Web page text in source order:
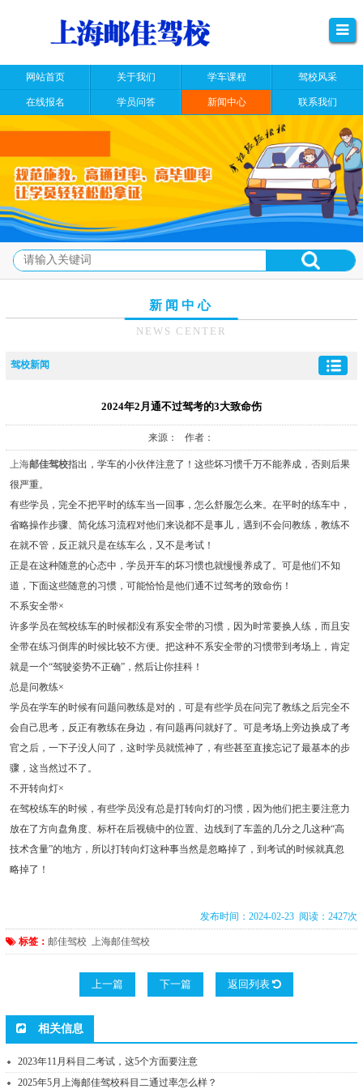
网站首页 关于我们 学车课程 驾校风采
在线报名 学员问答 新闻中心 联系我们
新闻中心
NEWS CENTER
驾校新闻
2024年2月通不过驾考的3大致命伤
来源： 作者：
上海邮佳驾校指出，学车的小伙伴注意了！这些坏习惯千万不能养成，否则后果
很严重。
有些学员，完全不把平时的练车当一回事，怎么舒服怎么来。在平时的练车中，
省略操作步骤、简化练习流程对他们来说都不是事儿，遇到不会问教练，教练不
在就不管，反正就只是在练车么，又不是考试！
正是在这种随意的心态中，学员开车的坏习惯也就慢慢养成了。可是他们不知
道，下面这些随意的习惯，可能恰恰是他们通不过驾考的致命伤！
不系安全带×
许多学员在驾校练车的时候都没有系安全带的习惯，因为时常要换人练，而且安
全带在练习倒库的时候比较不方便。把这种不系安全带的习惯带到考场上，肯定
就是一个“驾驶姿势不正确”，然后让你挂科！
总是问教练×
学员在学车的时候有问题问教练是对的，可是有些学员在问完了教练之后完全不
会自己思考，反正有教练在身边，有问题再问就好了。可是考场上旁边换成了考
官之后，一下子没人问了，这时学员就慌神了，有些甚至直接忘记了最基本的步
骤，这当然过不了。
不开转向灯×
在驾校练车的时候，有些学员没有总是打转向灯的习惯，因为他们把主要注意力
放在了方向盘角度、标杆在后视镜中的位置、边线到了车盖的几分之几这种“高
技术含量”的地方，所以打转向灯这种事当然是忽略掉了，到考试的时候就真忽
略掉了！
发布时间：2024-02-23 阅读：2427次
标签： 邮佳驾校 上海邮佳驾校
上一篇 下一篇 返回列表
相关信息
2023年11月科目二考试，这5个方面要注意
2025年5月上海邮佳驾校科目二通过率怎么样？